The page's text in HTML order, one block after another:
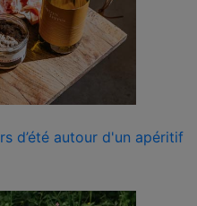
d’été autour d'un apéritif